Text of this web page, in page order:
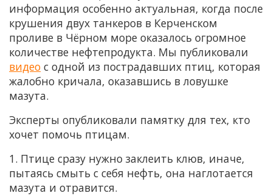
информация особенно актуальная, когда после
крушения двух танкеров в Керченском
проливе в Чёрном море оказалось огромное
количестве нефтепродукта. Мы публиковали
видео с одной из пострадавших птиц, которая
жалобно кричала, оказавшись в ловушке
мазута.
Эксперты опубликовали памятку для тех, кто
хочет помочь птицам.
1. Птице сразу нужно заклеить клюв, иначе,
пытаясь смыть с себя нефть, она наглотается
мазута и отравится.